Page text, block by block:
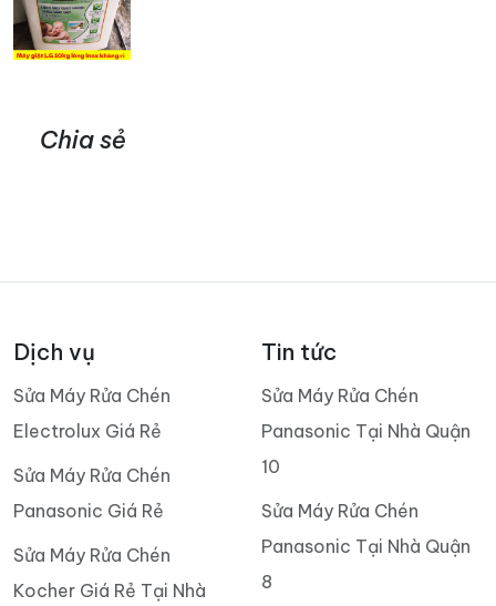
Chia sẻ
Dịch vụ
Sửa Máy Rửa Chén
Electrolux Giá Rẻ
Sửa Máy Rửa Chén
Panasonic Giá Rẻ
Sửa Máy Rửa Chén
Kocher Giá Rẻ Tại Nhà
Tin tức
Sửa Máy Rửa Chén
Panasonic Tại Nhà Quận
10
Sửa Máy Rửa Chén
Panasonic Tại Nhà Quận
8